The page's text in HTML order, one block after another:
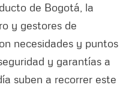
de Bogotá, la
y gestores de
necesidades y puntos
y garantías a
suben a recorrer este